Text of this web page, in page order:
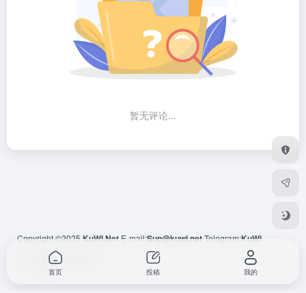
暂无评论...
Copyright ©2025 KuWi.Net E-mail:Sup@kuwi.netTelegram:KuWi
OneNav
首页 投稿 我的